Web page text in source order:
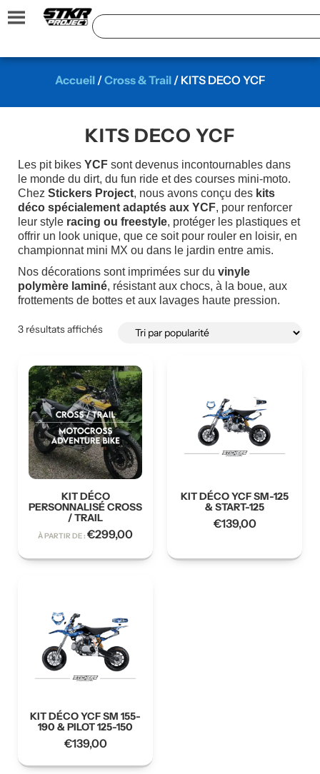
Accueil/Cross & Trail/ KITS DECO YCF
KITS DECO YCF
Les pit bikes YCF sont devenus incontournables dans
le monde du dirt, du fun ride et des courses mini-moto.
Chez Stickers Project, nous avons conçu des kits
déco spécialement adaptés aux YCF, pour renforcer
leur style racing ou freestyle, protéger les plastiques et
offrir un look unique, que ce soit pour rouler en loisir, en
championnat mini MX ou dans le jardin entre amis.
Nos décorations sont imprimées sur du vinyle
polymère laminé, résistant aux chocs, à la boue, aux
frottements de bottes et aux lavages haute pression.
3 résultats affichés
KIT DÉCO
PERSONNALISÉ CROSS
/ TRAIL
À PARTIR DE : €299,00
KIT DÉCO YCF SM-125
& START-125
€139,00
KIT DÉCO YCF SM 155-
190 & PILOT 125-150
€139,00